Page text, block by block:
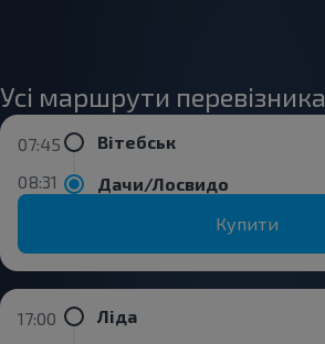
Усі маршрути перевізника
07:45
08:31
Вітебськ
Дачи/Лосвидо
Купити
17:00
Ліда